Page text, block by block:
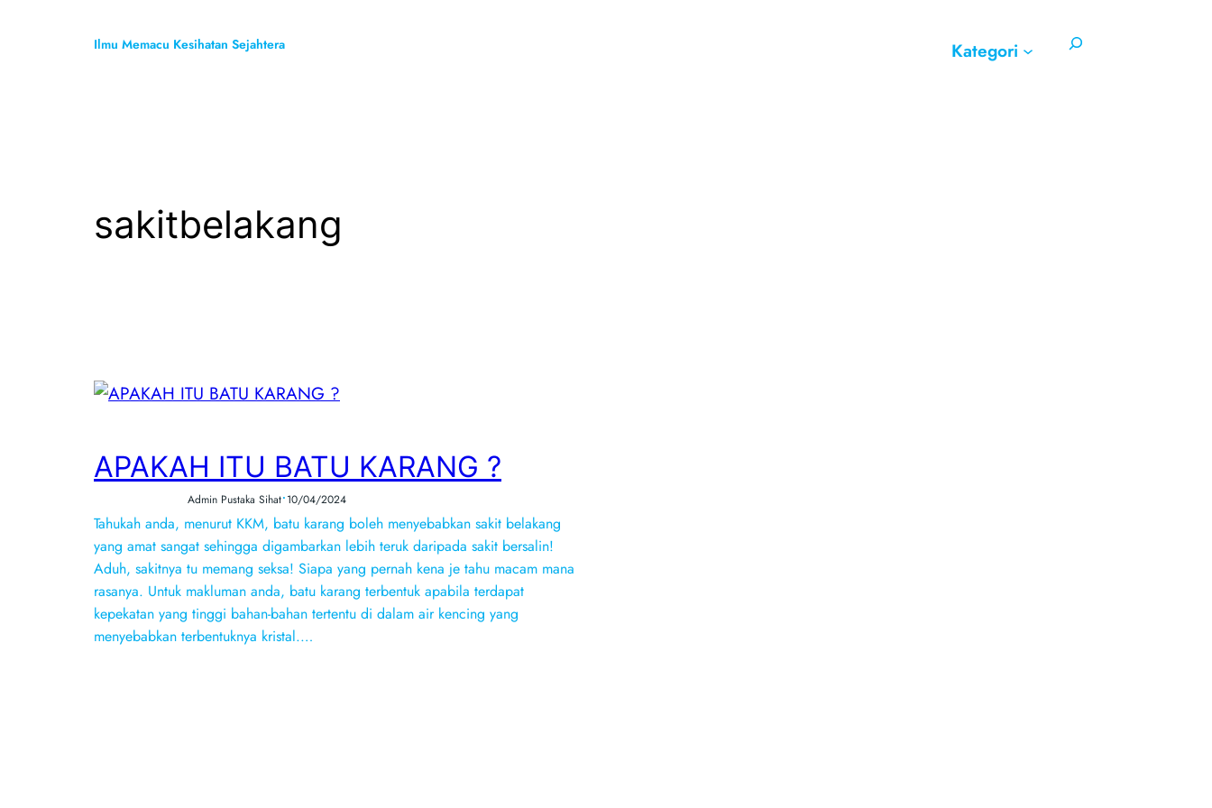
Ilmu Memacu Kesihatan Sejahtera Kategori
sakitbelakang
APAKAH ITU BATU KARANG ?
Admin Pustaka Sihat•10/04/2024
Tahukah anda, menurut KKM, batu karang boleh menyebabkan sakit belakang
yang amat sangat sehingga digambarkan lebih teruk daripada sakit bersalin!
Aduh, sakitnya tu memang seksa! Siapa yang pernah kena je tahu macam mana
rasanya. Untuk makluman anda, batu karang terbentuk apabila terdapat
kepekatan yang tinggi bahan-bahan tertentu di dalam air kencing yang
menyebabkan terbentuknya kristal.…